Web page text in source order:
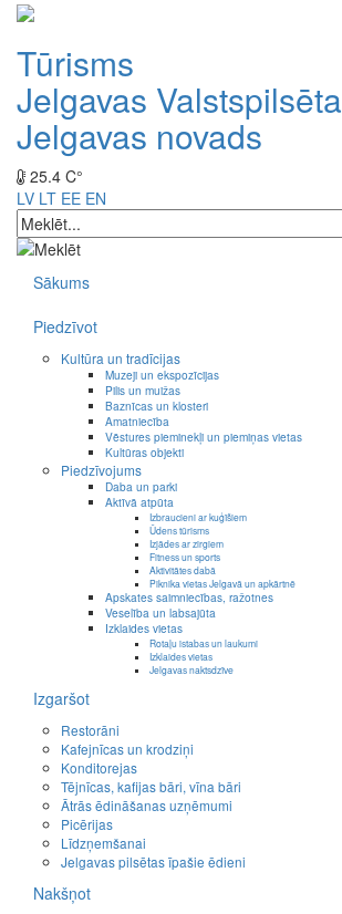
Tūrisms
Jelgavas Valstspilsēta
Jelgavas novads
25.4 C°
LV LT EE EN
Sākums
Piedzīvot
Kultūra un tradīcijas
Muzeji un ekspozīcijas
Pilis un muižas
Baznīcas un klosteri
Amatniecība
Vēstures pieminekļi un piemiņas vietas
Kultūras objekti
Piedzīvojums
Daba un parki
Aktīvā atpūta
Izbraucieni ar kuģīšiem
Ūdens tūrisms
Izjādes ar zirgiem
Fitness un sports
Aktivitātes dabā
Piknika vietas Jelgavā un apkārtnē
Apskates saimniecības, ražotnes
Veselība un labsajūta
Izklaides vietas
Rotaļu istabas un laukumi
Izklaides vietas
Jelgavas naktsdzīve
Izgaršot
Restorāni
Kafejnīcas un krodziņi
Konditorejas
Tējnīcas, kafijas bāri, vīna bāri
Ātrās ēdināšanas uzņēmumi
Picērijas
Līdzņemšanai
Jelgavas pilsētas īpašie ēdieni
Nakšņot